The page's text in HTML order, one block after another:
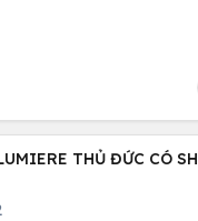
THỦ ĐỨC CÓ SH